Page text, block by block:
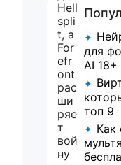
✦
для
AI 18+
✦
топ 9
✦ Как